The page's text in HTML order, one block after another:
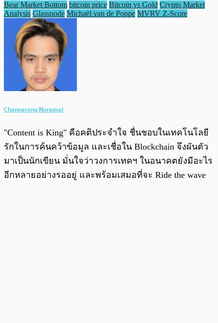
Bear Market Bottom bitcoin price Bitcoin vs Gold Crypto Market
Analysis Glassnode Michaël van de Poppe MVRV Z-Score
Channarong Noramat
"Content is King" คือคติประจำใจ ชื่นชอบในเทคโนโลยี
รักในการค้นคว้าข้อมูล และเชื่อใน Blockchain จึงผันตัว
มาเป็นนักเขียน มั่นใจว่าวงการเทคฯ ในอนาคตยังมีอะไร
อีกหลายอย่างรออยู่ และพร้อมเสมอที่จะ Ride the wave